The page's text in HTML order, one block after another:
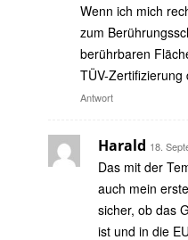
Wenn ich mich
zum
berührbaren
TÜV-
Antwort
Harald 18.
Das mit der
auch mein
sicher, ob das
ist und in die